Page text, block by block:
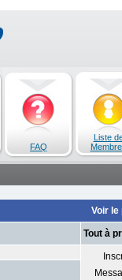
FAQ
Liste
Voir
Tout à